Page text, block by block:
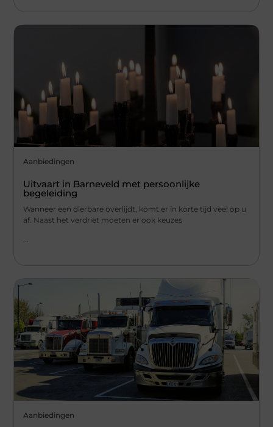
Aanbiedingen
Uitvaart in Barneveld met persoonlijke
begeleiding
Wanneer een dierbare overlijdt, komt er in korte tijd veel op u
af. Naast het verdriet moeten er ook keuzes
...
Aanbiedingen